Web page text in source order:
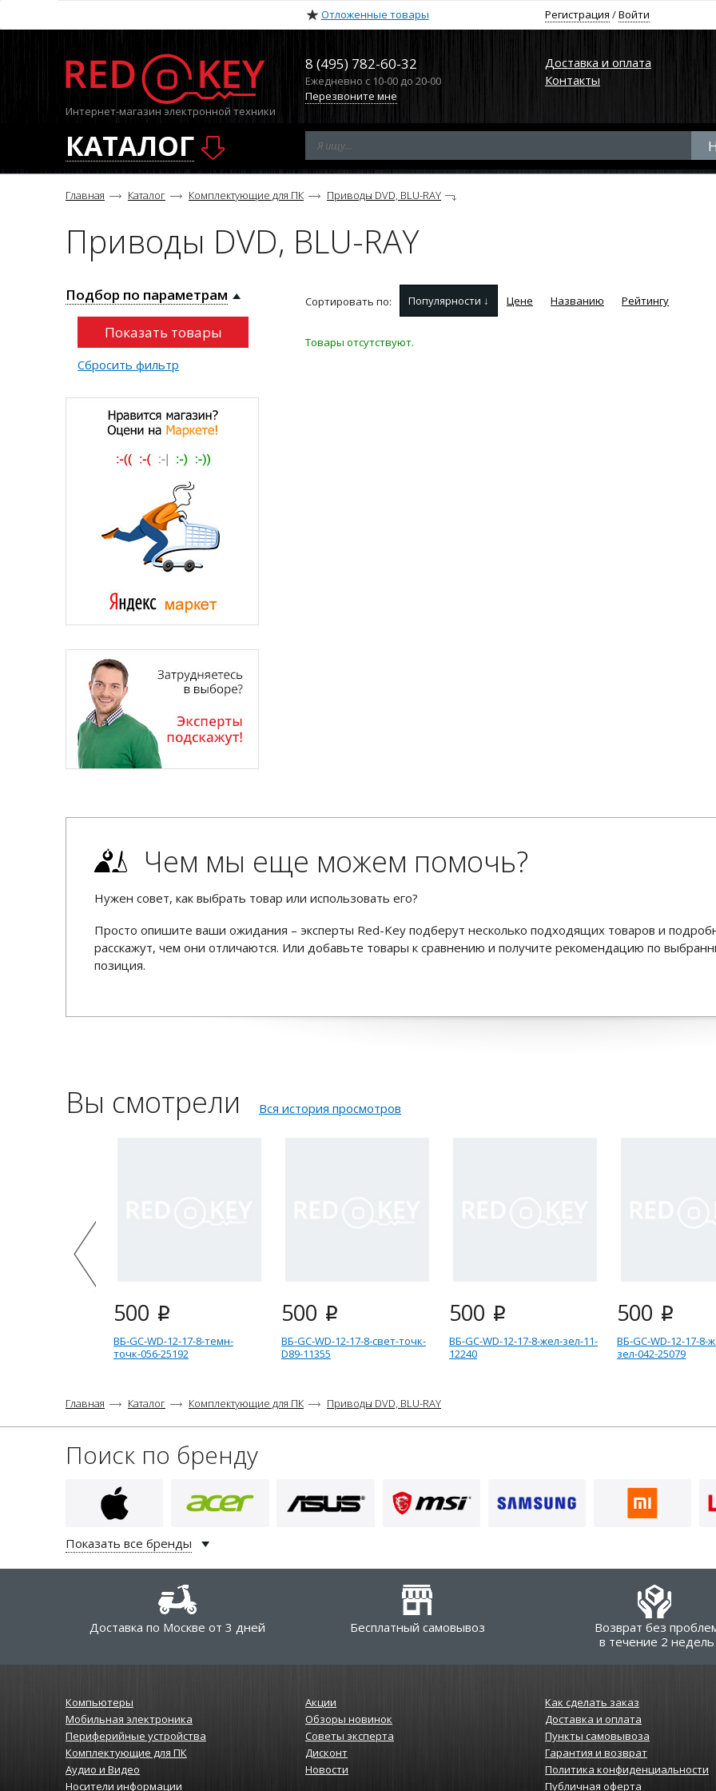
Отложенные товары Регистрация /Войти
Интернет-магазин электронной техники
8 (495) 782-60-32
Ежедневно с 10-00 до 20-00
Перезвоните мне
Доставка и оплата
Контакты
КАТАЛОГ
Главная Каталог Комплектующие для ПК Приводы DVD, BLU-RAY
Приводы DVD, BLU-RAY
Подбор по параметрам
Сбросить фильтр
Сортировать по: Популярности ↓ Цене Названию Рейтингу
Товары отсутствуют.
Чем мы еще можем помочь?
Нужен совет, как выбрать товар или использовать его?
Просто опишите ваши ожидания – эксперты Red-Key подберут несколько подходящих товаров и
расскажут, чем они отличаются. Или добавьте товары к сравнению и получите рекомендацию по
позиция.
Вы смотрели Вся история просмотров
500 i
ВБ-GC-WD-12-17-8-темн-
точк-056-25192
500 i
ВБ-GC-WD-12-17-8-свет-точк-
D89-11355
500 i
ВБ-GC-WD-12-17-8-жел-зел-11-
12240
500 i
ВБ-GC-WD-12-17-8-
зел-042-25079
Главная Каталог Комплектующие для ПК Приводы DVD, BLU-RAY
Поиск по бренду
Показать все бренды
Доставка по Москве от 3 дней Бесплатный самовывоз
Возврат без
в течение 2 недель
Компьютеры
Мобильная электроника
Периферийные устройства
Комплектующие для ПК
Аудио и Видео
Носители информации
Акции
Обзоры новинок
Советы эксперта
Дисконт
Новости
Как сделать заказ
Доставка и оплата
Пункты самовывоза
Гарантия и возврат
Политика конфиденциальности
Публичная оферта